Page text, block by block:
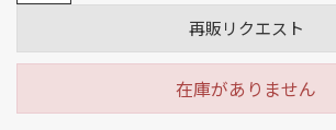
再販リクエスト
在庫がありません